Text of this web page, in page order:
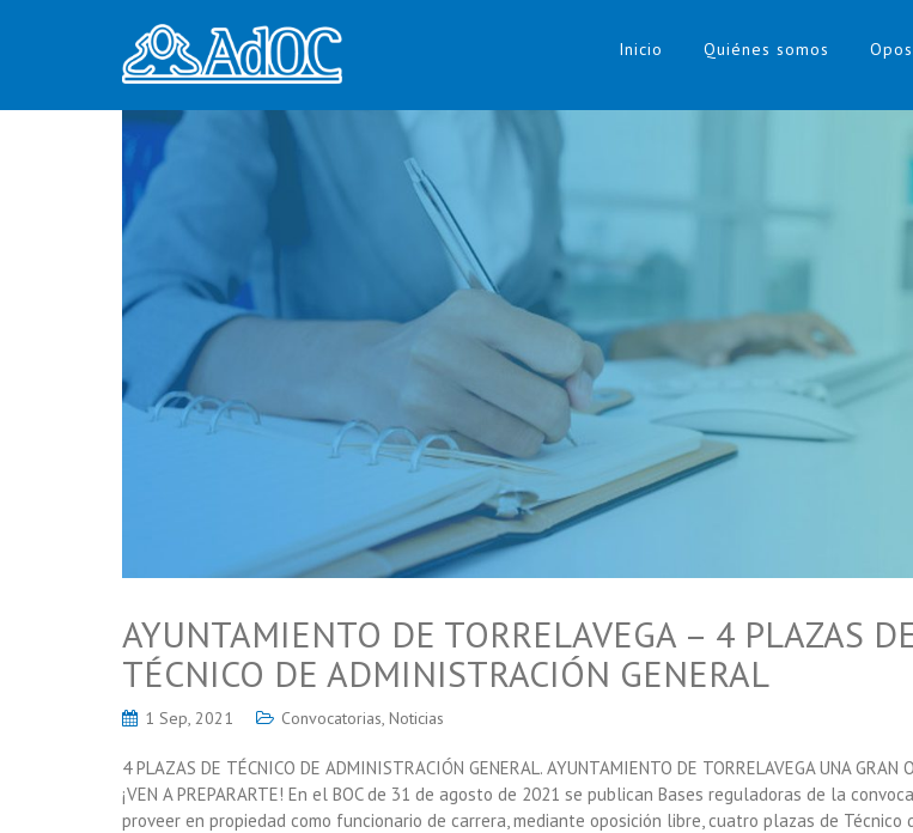
Inicio Quiénes somos
AYUNTAMIENTO DE TORRELAVEGA – 4 PLAZAS
TÉCNICO DE ADMINISTRACIÓN GENERAL
1 Sep, 2021 Convocatorias, Noticias
4 PLAZAS DE TÉCNICO DE ADMINISTRACIÓN GENERAL. AYUNTAMIENTO DE TORRELAVEGA UNA GRAN
¡VEN A PREPARARTE! En el BOC de 31 de agosto de 2021 se publican Bases reguladoras de la
proveer en propiedad como funcionario de carrera, mediante oposición libre, cuatro plazas de Técnico